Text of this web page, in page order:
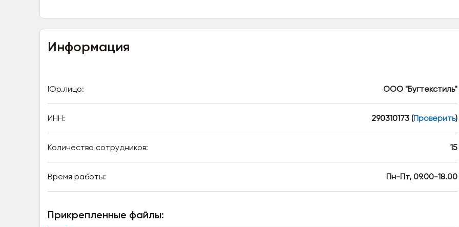
Информация
Юр.лицо: ООО "Бугтекстиль"
ИНН: 290310173(Проверить)
Количество сотрудников: 15
Время работы: Пн-Пт, 09.00-18.00
Прикрепленные файлы: